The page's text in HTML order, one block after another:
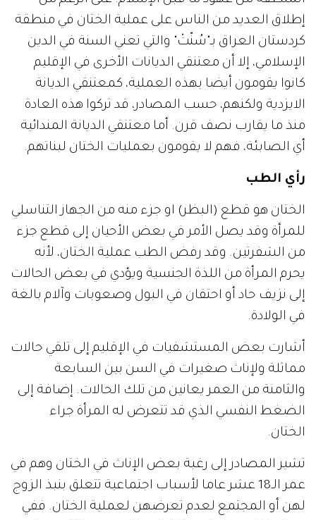
إطلاق العديد من الناس على عملية الختان في منطقة
كردستان العراق بـ"سُنّتْ" والتي تعني السنة في الدين
الإسلامي، إلا أن معتنقي الديانات الأخرى في الإقليم
كانوا يقومون أيضا بهذه العملية، كمعتنقي الديانة
الايزدية ولكنهم، حسب المصادر، قد تركوا هذه العادة
منذ ما يقارب نصف قرن. أما معتنقي الديانة المندائية
أي الصابئة، فهم لا يقومون بعمليات الختان لبناتهم.
رأي الطب
الختان هو قطع (البظر) او جزء منه من الجهاز التناسلي
للمرأة وقد يصل الأمر في بعض الأحيان إلى قطع جزء
من الشفرتين. وقد رفض الطب عملية الختان، لأنه
يحرم المرأة من اللذة الجنسية ويؤدي في بعض الحالات
إلى نزيف حاد أو احتقان في البول وصعوبات وآلام بالغة
في الولادة.
أشارت بعض المستشفيات في الإقليم إلى تلقي حالات
مماثلة ولإناث صغيرات في السن بين السابعة
والثامنة من العمر يعانين من تلك الحالات. إضافة إلى
الضغط النفسي الذي قد تتعرض له المرأة جراء
الختان.
تشير المصادر إلى رغبة بعض الإناث في الختان وهم في
عمر الـ18 عشر عاما لأسباب اجتماعية تتعلق بنبذ الزوج
لهن أو المجتمع لعدم تعرضهن لعملية الختان. ففي